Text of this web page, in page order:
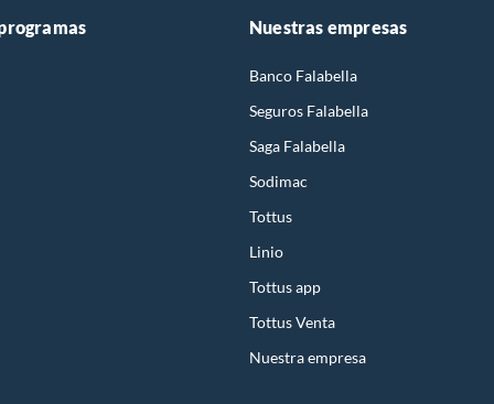
Nuestras empresas
Banco Falabella
Seguros Falabella
Saga Falabella
Sodimac
Tottus
Linio
Tottus app
Tottus Venta
Nuestra empresa